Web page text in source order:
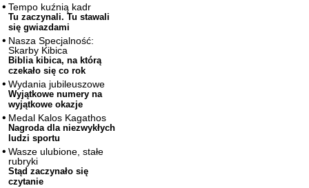
Tempo kuźnią kadr
Tu zaczynali. Tu stawali
się gwiazdami
Nasza Specjalność:
Skarby Kibica
Biblia kibica, na którą
czekało się co rok
Wydania jubileuszowe
Wyjątkowe numery na
wyjątkowe okazje
Medal Kalos Kagathos
Nagroda dla niezwykłych
ludzi sportu
Wasze ulubione, stałe
rubryki
Stąd zaczynało się
czytanie